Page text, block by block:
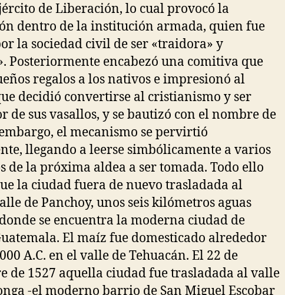
de Liberación, lo cual provocó la
dentro de la institución armada, quien fue
la sociedad civil de ser «traidora» y
Posteriormente encabezó una comitiva que
regalos a los nativos e impresionó al
decidió convertirse al cristianismo y ser
de sus vasallos, y se bautizó con el nombre de
el mecanismo se pervirtió
llegando a leerse simbólicamente a varios
de la próxima aldea a ser tomada. Todo ello
la ciudad fuera de nuevo trasladada al
de Panchoy, unos seis kilómetros aguas
se encuentra la moderna ciudad de
El maíz fue domesticado alrededor
A.C. en el valle de Tehuacán. El 22 de
de 1527 aquella ciudad fue trasladada al valle
-el moderno barrio de San Miguel Escobar